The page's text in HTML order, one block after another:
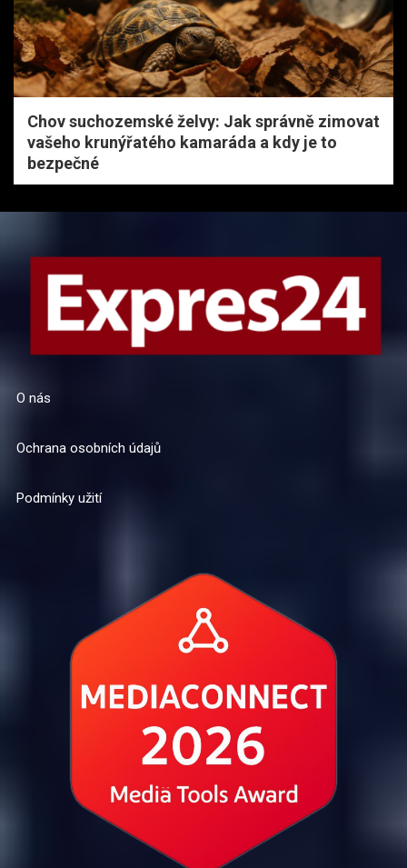
Chov suchozemské želvy: Jak správně zimovat
vašeho krunýřatého kamaráda a kdy je to
bezpečné
O nás
Ochrana osobních údajů
Podmínky užití